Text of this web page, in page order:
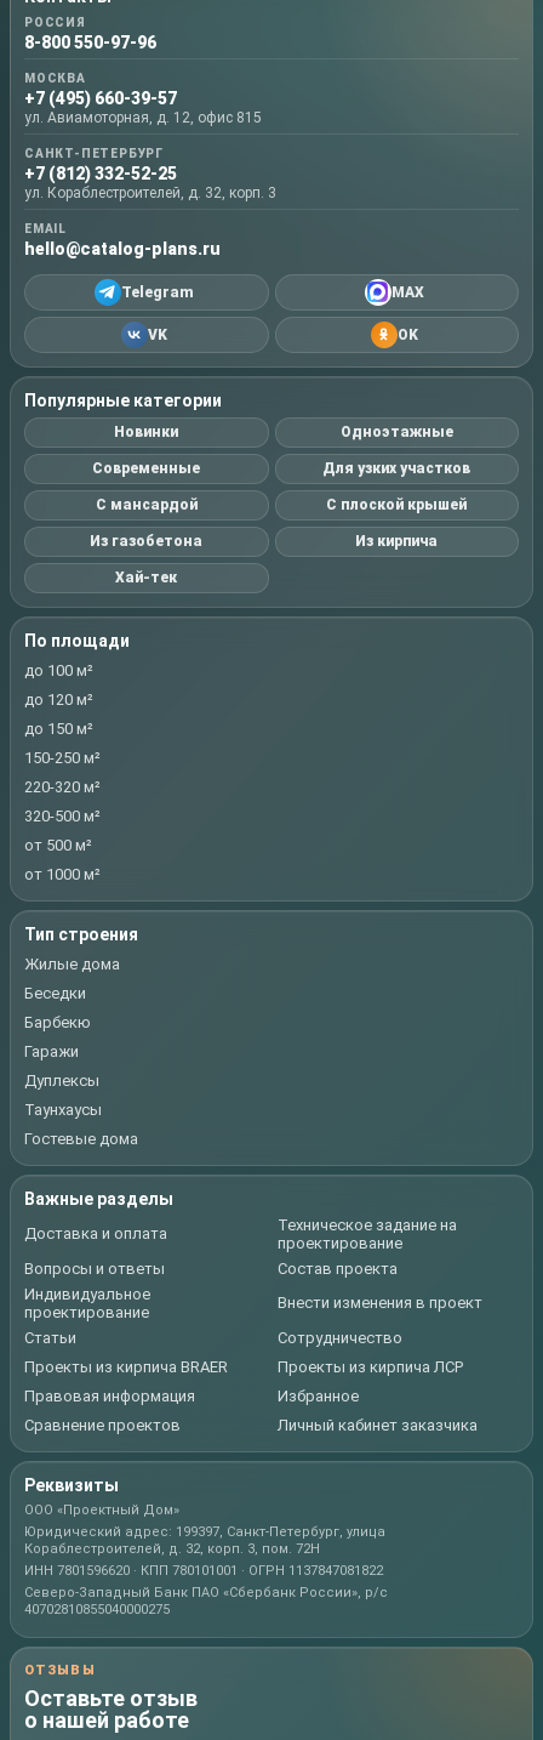
РОССИЯ
8-800 550-97-96
МОСКВА
+7 (495) 660-39-57
ул. Авиамоторная, д. 12, офис 815
САНКТ-ПЕТЕРБУРГ
+7 (812) 332-52-25
ул. Кораблестроителей, д. 32, корп. 3
EMAIL
hello@catalog-plans.ru
Telegram MAX
VK OK
Популярные категории
Новинки Одноэтажные
Современные Для узких участков
С мансардой С плоской крышей
Из газобетона Из кирпича
Хай-тек
По площади
до 100 м²
до 120 м²
до 150 м²
150-250 м²
220-320 м²
320-500 м²
от 500 м²
от 1000 м²
Тип строения
Жилые дома
Беседки
Барбекю
Гаражи
Дуплексы
Таунхаусы
Гостевые дома
Важные разделы
Доставка и оплата
Техническое задание на
проектирование
Вопросы и ответы
Состав проекта
Индивидуальное
проектирование
Внести изменения в проект
Статьи
Сотрудничество
Проекты из кирпича BRAER
Проекты из кирпича ЛСР
Правовая информация
Избранное
Сравнение проектов
Личный кабинет заказчика
Реквизиты
ООО «Проектный Дом»
Юридический адрес: 199397, Санкт-Петербург, улица
Кораблестроителей, д. 32, корп. 3, пом. 72Н
ИНН 7801596620 · КПП 780101001 · ОГРН 1137847081822
Северо-Западный Банк ПАО «Сбербанк России», р/с
40702810855040000275
ОТЗЫВЫ
Оставьте отзыв
о нашей работе